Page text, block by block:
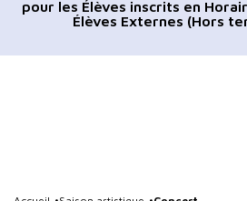
pour les Élèves inscrits en
Élèves Externes (Hors